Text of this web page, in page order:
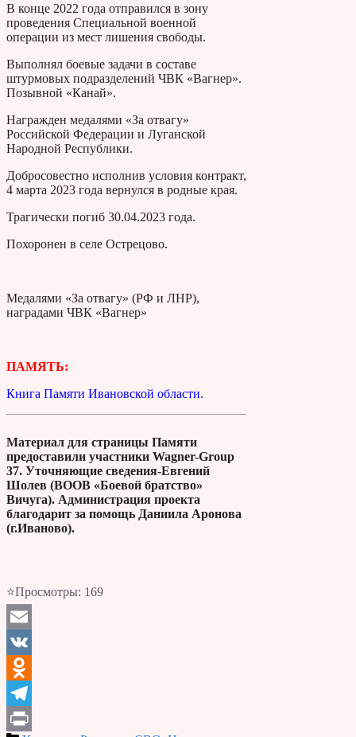
В конце 2022 года отправился в зону
проведения Специальной военной
операции из мест лишения свободы.
Выполнял боевые задачи в составе
штурмовых подразделений ЧВК «Вагнер».
Позывной «Канай».
Награжден медалями «За отвагу»
Российской Федерации и Луганской
Народной Республики.
Добросовестно исполнив условия контракт,
4 марта 2023 года вернулся в родные края.
Трагически погиб 30.04.2023 года.
Похоронен в селе Острецово.
Медалями «За отвагу» (РФ и ЛНР),
наградами ЧВК «Вагнер»
ПАМЯТЬ:
Книга Памяти Ивановской области.
Материал для страницы Памяти
предоставили участники Wagner-Group
37. Уточняющие сведения-Евгений
Шолев (ВООВ «Боевой братство»
Вичуга). Администрация проекта
благодарит за помощь Даниила Аронова
(г.Иваново).
⭐Просмотры: 169
Email
VK
Odnoklassniki
Telegram